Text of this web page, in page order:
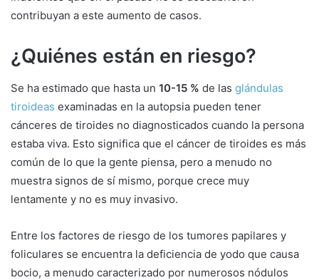
contribuyan a este aumento de casos.
¿Quiénes están en riesgo?
Se ha estimado que hasta un 10-15 % de las glándulas
tiroideas examinadas en la autopsia pueden tener
cánceres de tiroides no diagnosticados cuando la persona
estaba viva. Esto significa que el cáncer de tiroides es más
común de lo que la gente piensa, pero a menudo no
muestra signos de sí mismo, porque crece muy
lentamente y no es muy invasivo.
Entre los factores de riesgo de los tumores papilares y
foliculares se encuentra la deficiencia de yodo que causa
bocio, a menudo caracterizado por numerosos nódulos